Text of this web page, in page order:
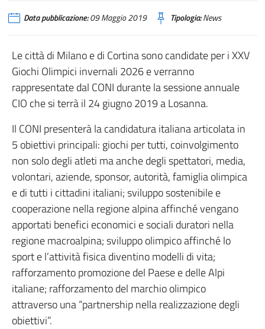
Data pubblicazione:09 Maggio 2019 Tipologia:News
Le città di Milano e di Cortina sono candidate per i XXV
Giochi Olimpici invernali 2026 e verranno
rappresentate dal CONI durante la sessione annuale
CIO che si terrà il 24 giugno 2019 a Losanna.
Il CONI presenterà la candidatura italiana articolata in
5 obiettivi principali: giochi per tutti, coinvolgimento
non solo degli atleti ma anche degli spettatori, media,
volontari, aziende, sponsor, autorità, famiglia olimpica
e di tutti i cittadini italiani; sviluppo sostenibile e
cooperazione nella regione alpina affinché vengano
apportati benefici economici e sociali duratori nella
regione macroalpina; sviluppo olimpico affinché lo
sport e l’attività fisica diventino modelli di vita;
rafforzamento promozione del Paese e delle Alpi
italiane; rafforzamento del marchio olimpico
attraverso una “partnership nella realizzazione degli
obiettivi”.